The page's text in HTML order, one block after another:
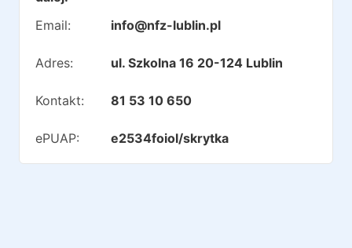
Email:
info@nfz-lublin.pl
Adres: ul. Szkolna 16 20-124 Lublin
Kontakt: 81 53 10 650
ePUAP: e2534foiol/skrytka